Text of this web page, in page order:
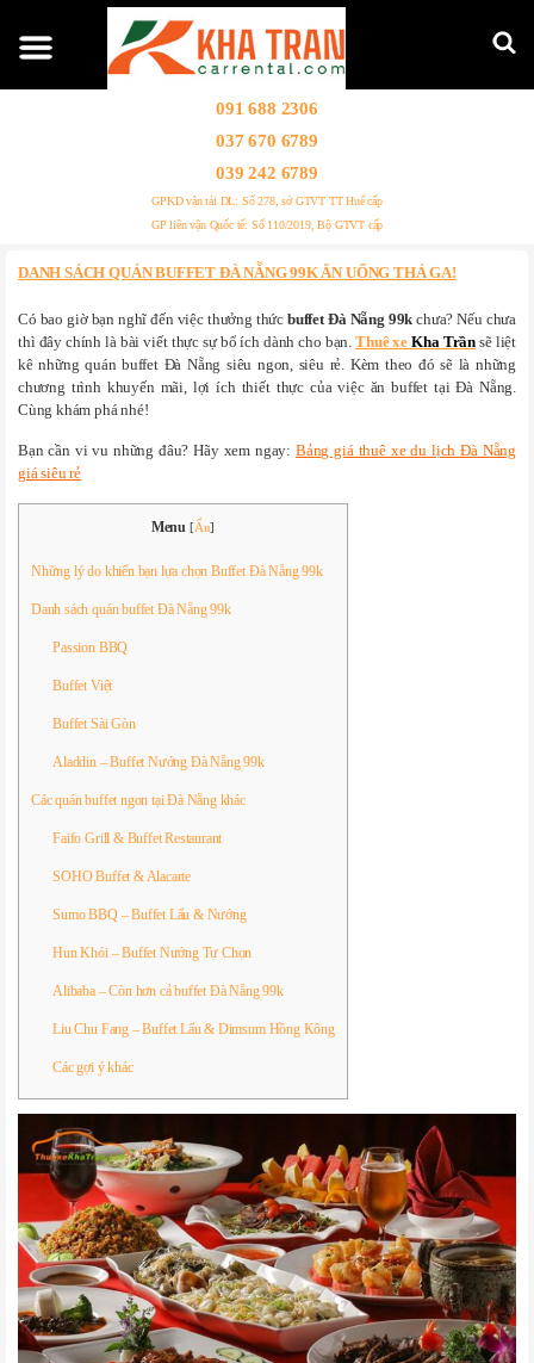
091 688 2306
037 670 6789
039 242 6789
GPKD vận tải DL: Số 278, sở GTVT TT Huế cấp
GP liên vận Quốc tế: Số 110/2019, Bộ GTVT cấp
DANH SÁCH QUÁN BUFFET ĐÀ NẴNG 99K ĂN UỐNG THẢ GA!
Có bao giờ bạn nghĩ đến việc thưởng thứcbuffet Đà Nẵng 99k chưa? Nếu chưa
thì đây chính là bài viết thực sự bổ ích dành cho bạn.Thuê xeKha Trầnsẽ liệt
kê những quán buffet Đà Nẵng siêu ngon, siêu rẻ. Kèm theo đó sẽ là những
chương trình khuyến mãi, lợi ích thiết thực của việc ăn buffet tại Đà Nẵng.
Cùng khám phá nhé!
Bạn cần vi vu những đâu? Hãy xem ngay: Bảng giá thuê xe du lịch Đà Nẵng
giá siêu rẻ
Menu [Ẩn]
Những lý do khiến bạn lựa chọn Buffet Đà Nẵng 99k
Danh sách quán buffet Đà Nẵng 99k
Passion BBQ
Buffet Việt
Buffet Sài Gòn
Aladdin – Buffet Nướng Đà Nẵng 99k
Các quán buffet ngon tại Đà Nẵng khác
Faifo Grill & Buffet Restaurant
SOHO Buffet & Alacarte
Sumo BBQ – Buffet Lẩu & Nướng
Hun Khói – Buffet Nướng Tự Chọn
Alibaba – Còn hơn cả buffet Đà Nẵng 99k
Liu Chu Fang – Buffet Lẩu & Dimsum Hồng Kông
Các gợi ý khác